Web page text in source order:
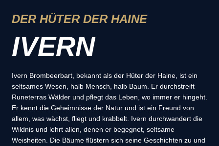
DER HÜTER DER HAINE
IVERN
Ivern Brombeerbart, bekannt als der Hüter der Haine, ist ein
seltsames Wesen, halb Mensch, halb Baum. Er durchstreift
Runeterras Wälder und pflegt das Leben, wo immer er hingeht.
Er kennt die Geheimnisse der Natur und ist ein Freund von
allem, was wächst, fliegt und krabbelt. Ivern durchwandert die
Wildnis und lehrt allen, denen er begegnet, seltsame
Weisheiten. Die Bäume flüstern sich seine Geschichten zu und